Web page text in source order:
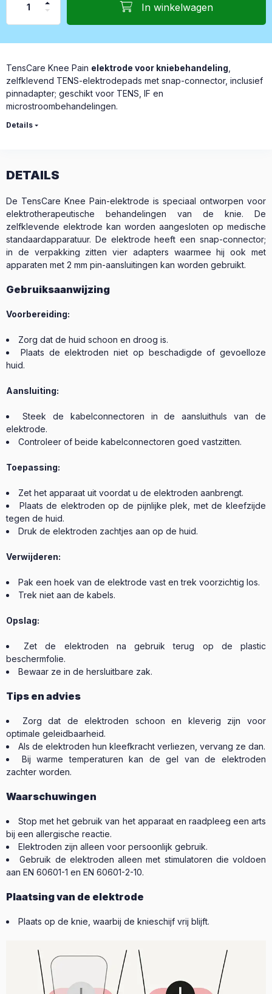
In winkelwagen
TensCare Knee Pain elektrode voor kniebehandeling
zelfklevend TENS-elektrodepads met snap-connector, inclusief
pinnadapter; geschikt voor TENS, IF en
microstroombehandelingen.
Details
DETAILS
De TensCare Knee Pain-elektrode is speciaal ontworpen voor
elektrotherapeutische behandelingen van de knie. De
zelfklevende elektrode kan worden aangesloten op medische
standaardapparatuur. De elektrode heeft een snap-connector;
in de verpakking zitten vier adapters waarmee hij ook met
apparaten met 2 mm pin-aansluitingen kan worden gebruikt.
Gebruiksaanwijzing
Voorbereiding:
Zorg dat de huid schoon en droog is.
Plaats de elektroden niet op beschadigde of gevoelloze
huid.
Aansluiting:
Steek de kabelconnectoren in de aansluithuls van de
elektrode.
Controleer of beide kabelconnectoren goed vastzitten.
Toepassing:
Zet het apparaat uit voordat u de elektroden aanbrengt.
Plaats de elektroden op de pijnlijke plek, met de kleefzijde
tegen de huid.
Druk de elektroden zachtjes aan op de huid.
Verwijderen:
Pak een hoek van de elektrode vast en trek voorzichtig los.
Trek niet aan de kabels.
Opslag:
Zet de elektroden na gebruik terug op de plastic
beschermfolie.
Bewaar ze in de hersluitbare zak.
Tips en advies
Zorg dat de elektroden schoon en kleverig zijn voor
optimale geleidbaarheid.
Als de elektroden hun kleefkracht verliezen, vervang ze dan.
Bij warme temperaturen kan de gel van de elektroden
zachter worden.
Waarschuwingen
Stop met het gebruik van het apparaat en raadpleeg een arts
bij een allergische reactie.
Elektroden zijn alleen voor persoonlijk gebruik.
Gebruik de elektroden alleen met stimulatoren die voldoen
aan EN 60601-1 en EN 60601-2-10.
Plaatsing van de elektrode
Plaats op de knie, waarbij de knieschijf vrij blijft.